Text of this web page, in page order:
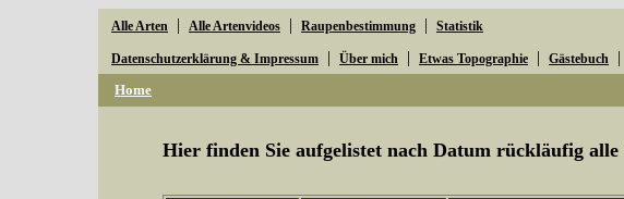
Alle Arten | Alle Artenvideos | Raupenbestimmung | Statistik
Datenschutzerklärung & Impressum | Über mich | Etwas Topographie | Gästebuch |
Home
Hier finden Sie aufgelistet nach Datum rückläufig